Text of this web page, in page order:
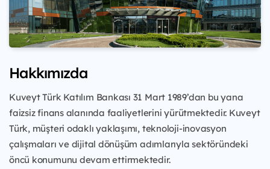
Hakkımızda
Kuveyt Türk Katılım Bankası 31 Mart 1989’dan bu yana
faizsiz finans alanında faaliyetlerini yürütmektedir. Kuveyt
Türk, müşteri odaklı yaklaşımı, teknoloji-inovasyon
çalışmaları ve dijital dönüşüm adımlarıyla sektöründeki
öncü konumunu devam ettirmektedir.